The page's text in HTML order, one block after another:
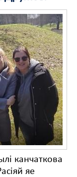
канчаткова
яе